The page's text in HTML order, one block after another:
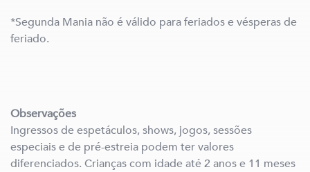
*Segunda Mania não é válido para feriados e vésperas de
feriado.
Observações
Ingressos de espetáculos, shows, jogos, sessões
especiais e de pré-estreia podem ter valores
diferenciados. Crianças com idade até 2 anos e 11 meses